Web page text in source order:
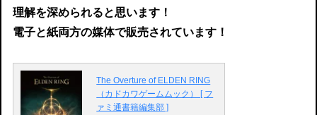
理解を深められると思います！
電子と紙両方の媒体で販売されています！
The Overture of ELDEN RING
（カドカワゲームムック） [ フ
ァミ通書籍編集部 ]